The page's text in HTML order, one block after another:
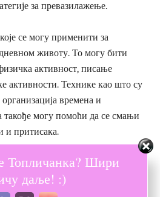
за превазилажење.
се могу применити за
животу. То могу бити
активност, писање
активности. Технике као што су
времена и
могу помоћи да се смањи
и притисака.
међуљудских
Топличанка? Шири
даље! :)